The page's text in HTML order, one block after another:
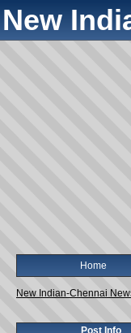
New
Home
New Indian-Chennai
Post Info